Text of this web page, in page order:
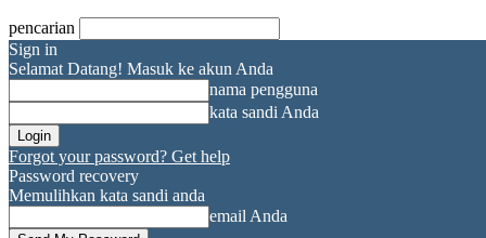
pencarian
Sign in
Selamat Datang! Masuk ke akun Anda
nama pengguna
kata sandi Anda
Forgot your password? Get help
Password recovery
Memulihkan kata sandi anda
email Anda